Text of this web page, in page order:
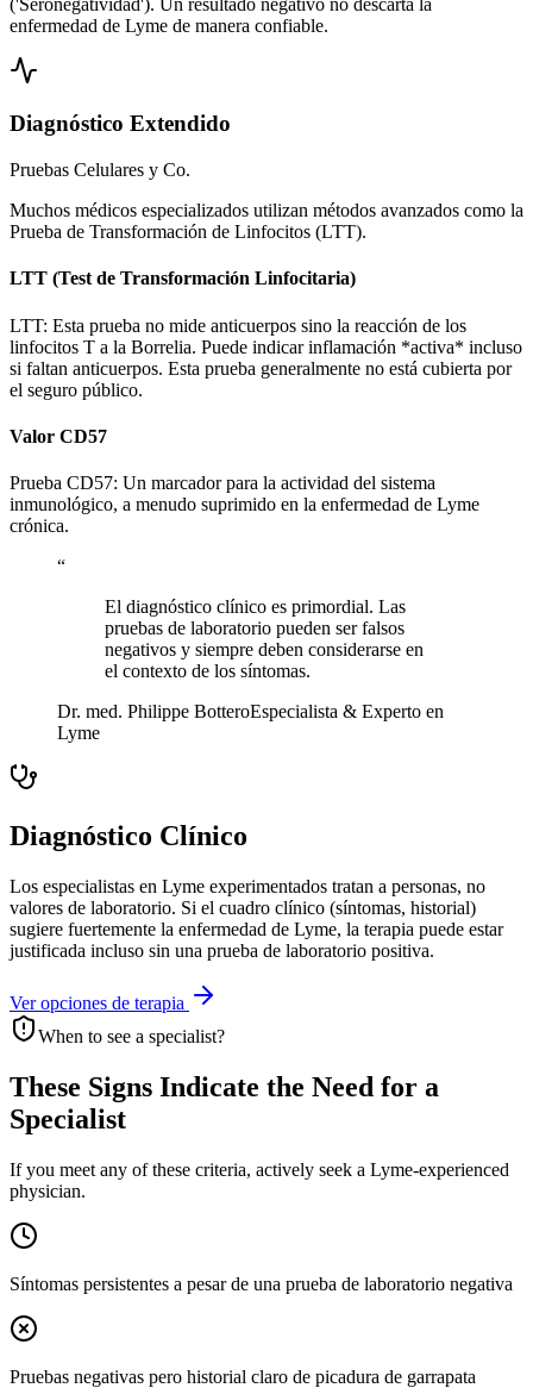
enfermedad de Lyme de manera confiable.
Diagnóstico Extendido
Pruebas Celulares y Co.
Muchos médicos especializados utilizan métodos avanzados como la
Prueba de Transformación de Linfocitos (LTT).
LTT (Test de Transformación Linfocitaria)
LTT: Esta prueba no mide anticuerpos sino la reacción de los
linfocitos T a la Borrelia. Puede indicar inflamación *activa* incluso
si faltan anticuerpos. Esta prueba generalmente no está cubierta por
el seguro público.
Valor CD57
Prueba CD57: Un marcador para la actividad del sistema
inmunológico, a menudo suprimido en la enfermedad de Lyme
crónica.
“
El diagnóstico clínico es primordial. Las
pruebas de laboratorio pueden ser falsos
negativos y siempre deben considerarse en
el contexto de los síntomas.
Dr. med. Philippe BotteroEspecialista & Experto en
Lyme
Diagnóstico Clínico
Los especialistas en Lyme experimentados tratan a personas, no
valores de laboratorio. Si el cuadro clínico (síntomas, historial)
sugiere fuertemente la enfermedad de Lyme, la terapia puede estar
justificada incluso sin una prueba de laboratorio positiva.
Ver opciones de terapia
When to see a specialist?
These Signs Indicate the Need for a
Specialist
If you meet any of these criteria, actively seek a Lyme-experienced
physician.
Síntomas persistentes a pesar de una prueba de laboratorio negativa
Pruebas negativas pero historial claro de picadura de garrapata